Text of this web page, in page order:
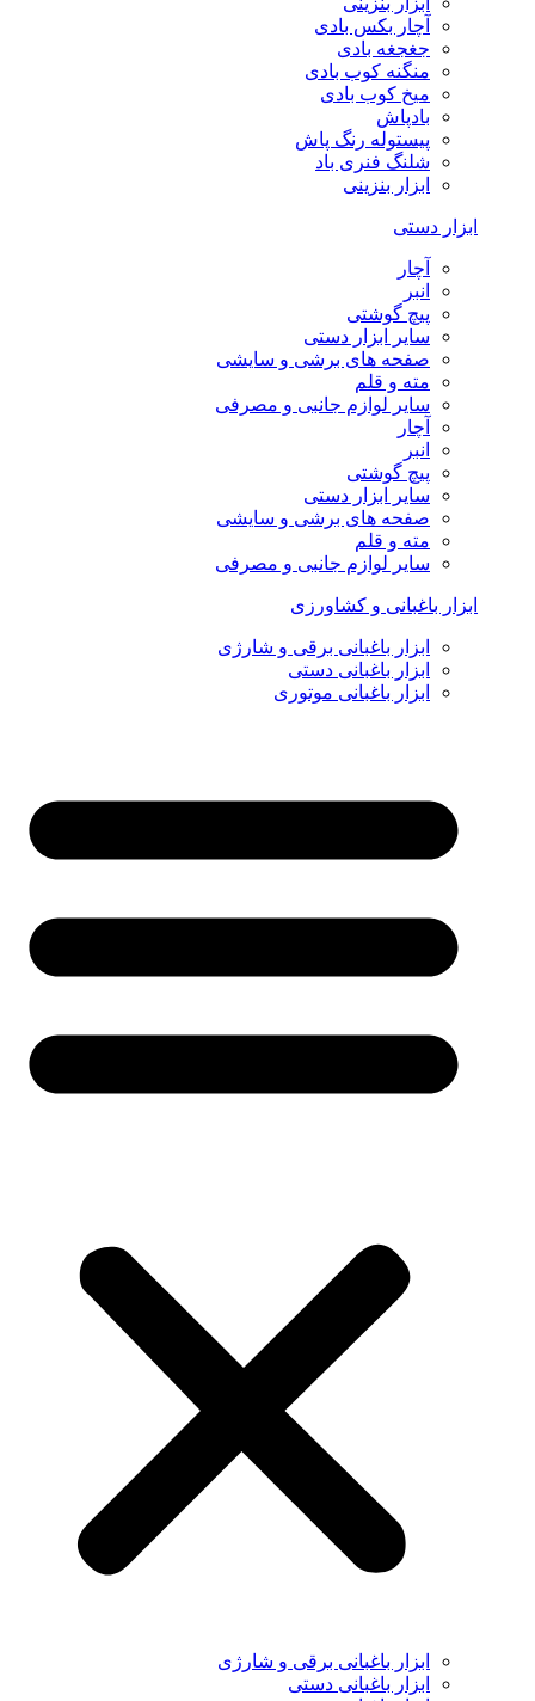
آچار بکس بادی
جغجغه بادی
منگنه کوب بادی
میخ کوب بادی
بادپاش
پیستوله رنگ پاش
شلنگ فنری باد
ابزار بنزینی
ابزار دستی
آچار
انبر
پیچ گوشتی
سایر ابزار دستی
صفحه های برشی و سایشی
مته و قلم
سایر لوازم جانبی و مصرفی
آچار
انبر
پیچ گوشتی
سایر ابزار دستی
صفحه های برشی و سایشی
مته و قلم
سایر لوازم جانبی و مصرفی
ابزار باغبانی و کشاورزی
ابزار باغبانی برقی و شارژی
ابزار باغبانی دستی
ابزار باغبانی موتوری
ابزار باغبانی برقی و شارژی
ابزار باغبانی دستی